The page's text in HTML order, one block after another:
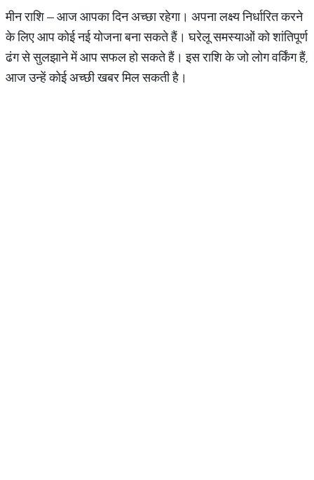
मीन राशि – आज आपका दिन अच्छा रहेगा। अपना लक्ष्य निर्धारित करने
के लिए आप कोई नई योजना बना सकते हैं। घरेलू समस्याओं को शांतिपूर्ण
ढंग से सुलझाने में आप सफल हो सकते हैं। इस राशि के जो लोग वर्किंग हैं,
आज उन्हें कोई अच्छी खबर मिल सकती है।